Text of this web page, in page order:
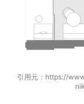
引用元：https://